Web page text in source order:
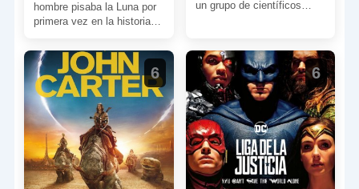
hombre pisaba la Luna por
primera vez en la historia
un grupo de científicos
6 6